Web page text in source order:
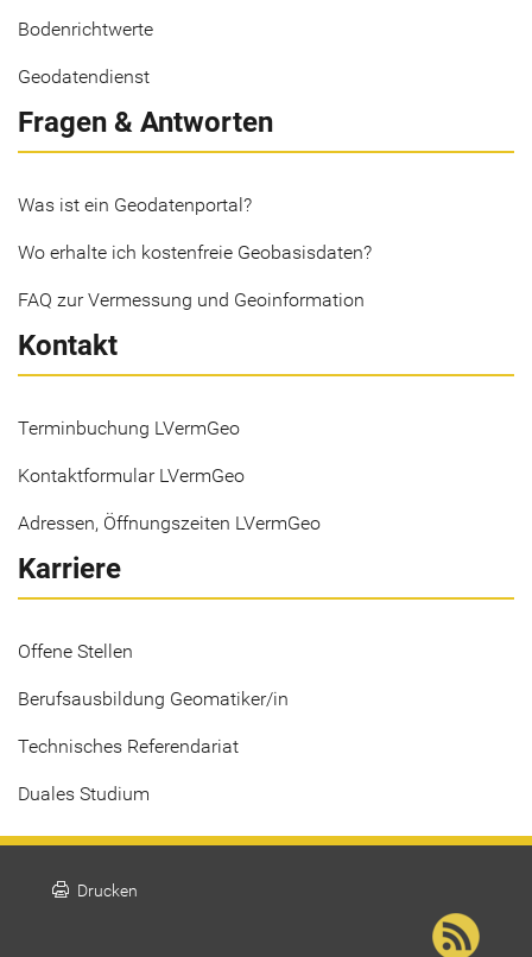
Bodenrichtwerte
Geodatendienst
Fragen & Antworten
Was ist ein Geodatenportal?
Wo erhalte ich kostenfreie Geobasisdaten?
FAQ zur Vermessung und Geoinformation
Kontakt
Terminbuchung LVermGeo
Kontaktformular LVermGeo
Adressen, Öffnungszeiten LVermGeo
Karriere
Offene Stellen
Berufsausbildung Geomatiker/in
Technisches Referendariat
Duales Studium
print Drucken